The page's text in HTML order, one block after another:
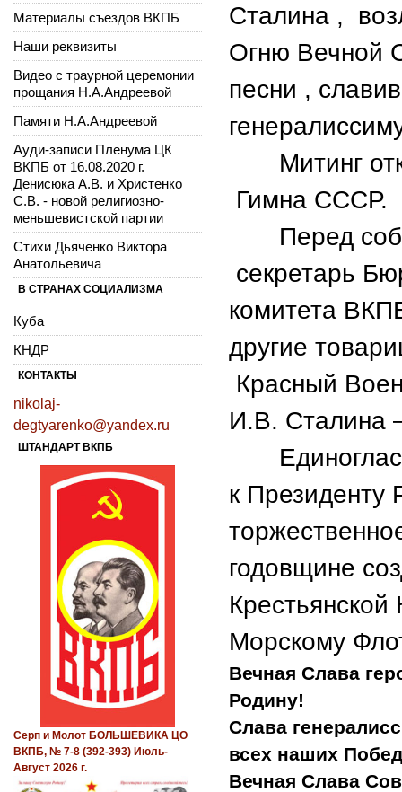
Сталина ,
Огню Вечной
песни ,
Митинг
Гимна СССР.
Перед
секретарь
комитета
другие
Красный
И.В. Сталина
к
годовщине
Морскому
Вечная Слава
Родину!
Слава
всех наших
Вечная Слава
Материалы съездов ВКПБ
Наши реквизиты
Видео с траурной церемонии
прощания Н.А.Андреевой
Памяти Н.А.Андреевой
Ауди-записи Пленума ЦК
ВКПБ от 16.08.2020 г.
Денисюка А.В. и Христенко
С.В. - новой религиозно-
меньшевистской партии
Стихи Дьяченко Виктора
Анатольевича
В СТРАНАХ СОЦИАЛИЗМА
Куба
КНДР
КОНТАКТЫ
nikolaj-
degtyarenko@yandex.ru
ШТАНДАРТ ВКПБ
Серп и Молот БОЛЬШЕВИКА ЦО
ВКПБ, № 7-8 (392-393) Июль-
Август 2026 г.